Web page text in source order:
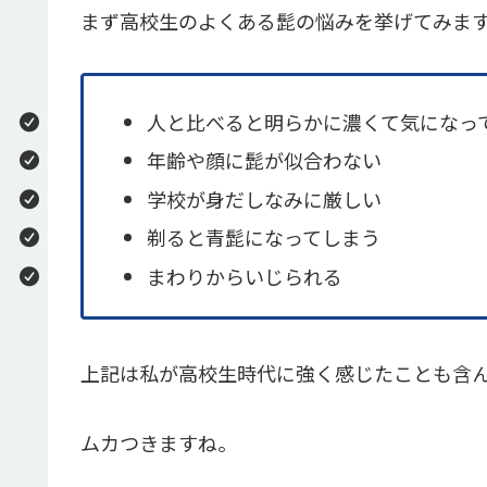
まず高校生のよくある髭の悩みを挙げてみます
人と比べると明らかに濃くて気になっ
年齢や顔に髭が似合わない
学校が身だしなみに厳しい
剃ると青髭になってしまう
まわりからいじられる
上記は私が高校生時代に強く感じたことも含
ムカつきますね。